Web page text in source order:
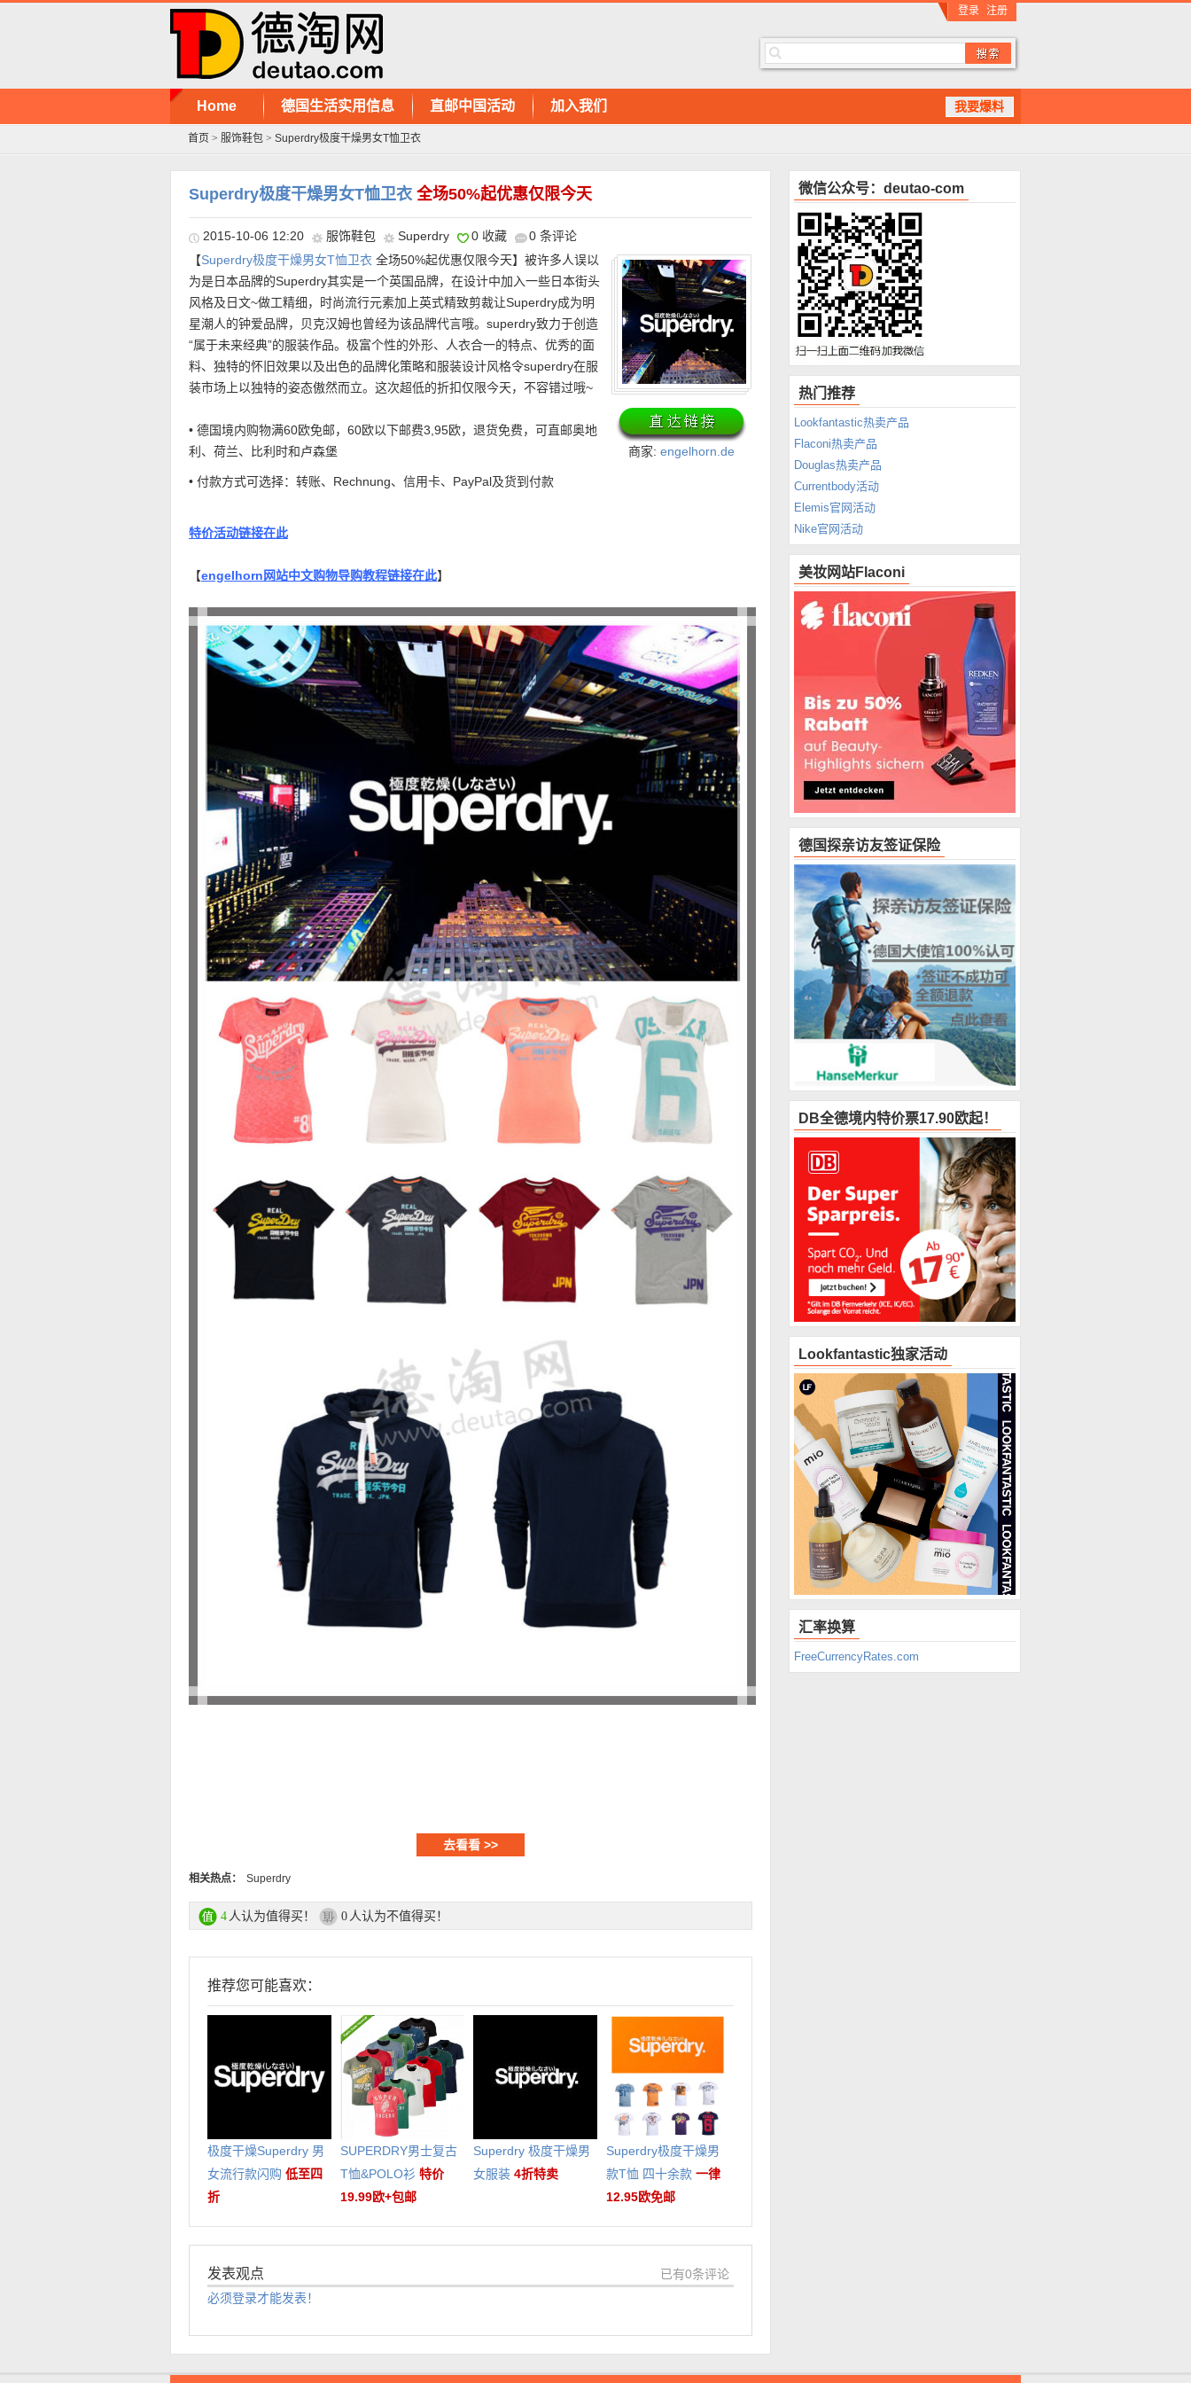
登录 注册
我要爆料
Home 德国生活实用信息 直邮中国活动 加入我们
首页 > 服饰鞋包 > Superdry极度干燥男女T恤卫衣
Superdry极度干燥男女T恤卫衣 全场50%起优惠仅限今天
2015-10-06 12:20 服饰鞋包 Superdry 0 收藏 0 条评论
商家: engelhorn.de
【Superdry极度干燥男女T恤卫衣 全场50%起优惠仅限今天】被许多人误以
为是日本品牌的Superdry其实是一个英国品牌，在设计中加入一些日本街头
风格及日文~做工精细，时尚流行元素加上英式精致剪裁让Superdry成为明
星潮人的钟爱品牌，贝克汉姆也曾经为该品牌代言哦。superdry致力于创造
“属于未来经典”的服装作品。极富个性的外形、人衣合一的特点、优秀的面
料、独特的怀旧效果以及出色的品牌化策略和服装设计风格令superdry在服
装市场上以独特的姿态傲然而立。这次超低的折扣仅限今天，不容错过哦~
• 德国境内购物满60欧免邮，60欧以下邮费3,95欧，退货免费，可直邮奥地
利、荷兰、比利时和卢森堡
• 付款方式可选择：转账、Rechnung、信用卡、PayPal及货到付款
特价活动链接在此
【engelhorn网站中文购物导购教程链接在此】
去看看 >>
相关热点： Superdry
4 人认为值得买！ 0 人认为不值得买！
推荐您可能喜欢：
极度干燥Superdry 男
女流行款闪购 低至四
折
SUPERDRY男士复古
T恤&POLO衫 特价
19.99欧+包邮
Superdry 极度干燥男
女服装 4折特卖
Superdry极度干燥男
款T恤 四十余款 一律
12.95欧免邮
发表观点
已有0条评论
必须登录才能发表！
微信公众号：deutao-com
热门推荐
Lookfantastic热卖产品
Flaconi热卖产品
Douglas热卖产品
Currentbody活动
Elemis官网活动
Nike官网活动
美妆网站Flaconi
德国探亲访友签证保险
DB全德境内特价票17.90欧起！
Lookfantastic独家活动
汇率换算
FreeCurrencyRates.com